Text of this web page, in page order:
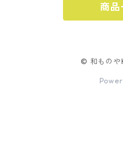
商品
© 和ものや